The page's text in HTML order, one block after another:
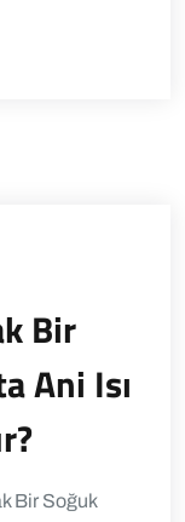
Bir
Ani Isı
Bir Soğuk